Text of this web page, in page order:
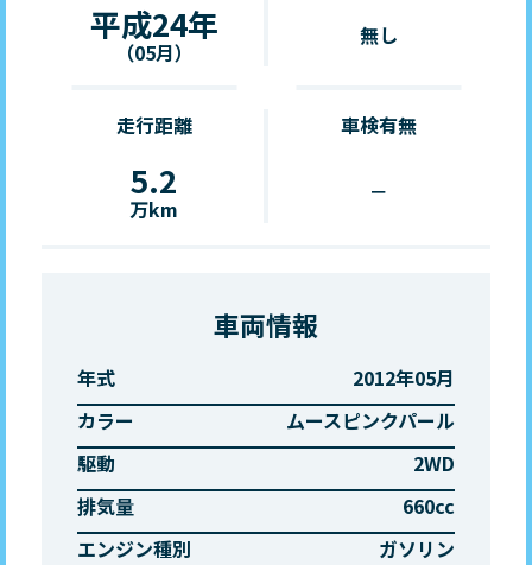
平成24年
（05月）
無し
走行距離
5.2
万km
車検有無
－
車両情報
年式
2012年05月
カラー
ムースピンクパール
駆動
2WD
排気量
660cc
エンジン種別
ガソリン